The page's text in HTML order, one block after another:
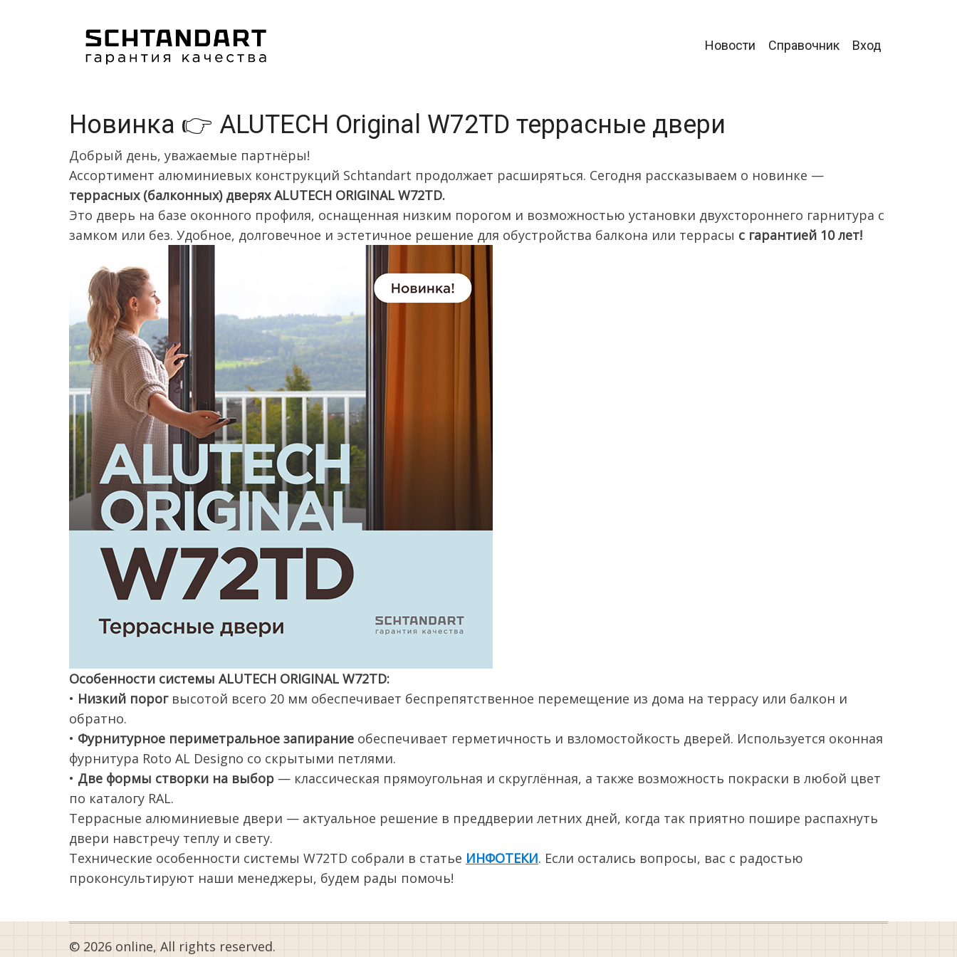
Главное
Новости Справочник Вход
Новинка 👉 ALUTECH Original W72TD террасные двери
Добрый день, уважаемые партнёры!
Ассортимент алюминиевых конструкций Schtandart продолжает расширяться. Сегодня рассказываем о новинке —
террасных (балконных) дверях ALUTECH ORIGINAL W72TD.
Это дверь на базе оконного профиля, оснащенная низким порогом и возможностью установки двухстороннего гарнитура с
замком или без. Удобное, долговечное и эстетичное решение для обустройства балкона или террасы с гарантией 10 лет!
Особенности системы ALUTECH ORIGINAL W72TD:
• Низкий порогвысотой всего 20 мм обеспечивает беспрепятственное перемещение из дома на террасу или балкон и
обратно.
• Фурнитурное периметральное запирание обеспечивает герметичность и взломостойкость дверей. Используется оконная
фурнитура Roto AL Designo со скрытыми петлями.
• Две формы створки на выбор — классическая прямоугольная и скруглённая, а также возможность покраски в любой цвет
по каталогу RAL.
Террасные алюминиевые двери — актуальное решение в преддверии летних дней, когда так приятно пошире распахнуть
двери навстречу теплу и свету.
Технические особенности системы W72TD собрали в статье ИНФОТЕКИ. Если остались вопросы, вас с радостью
проконсультируют наши менеджеры, будем рады помочь!
© 2026 online, All rights reserved.